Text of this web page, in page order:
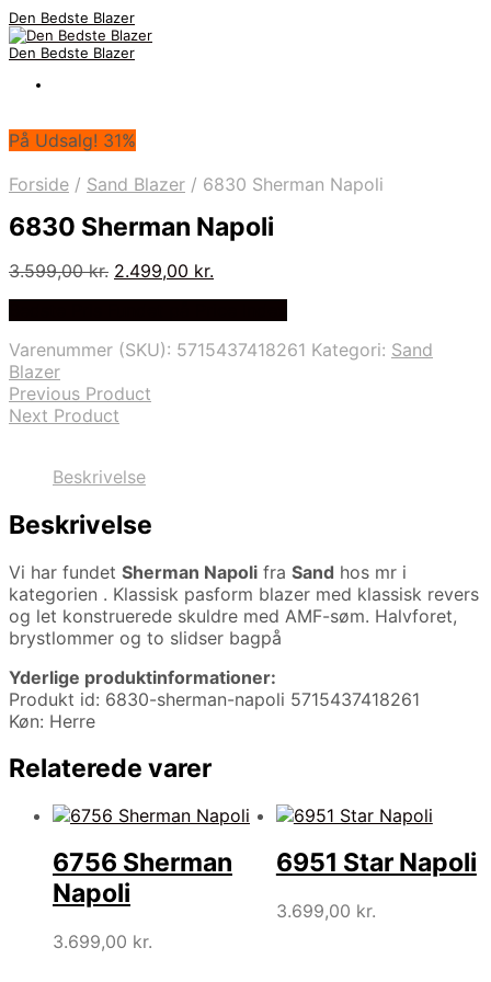
Den Bedste Blazer
Den Bedste Blazer
På Udsalg! 31%
Forside / Sand Blazer / 6830 Sherman Napoli
6830 Sherman Napoli
3.599,00kr. Den
3.599,00 kr..
2.499,00 kr.
2.499,00 kr..
Varenummer (SKU): 5715437418261 Kategori: Sand
Blazer
Previous Product
Next Product
Beskrivelse
Beskrivelse
Vi har fundet Sherman Napoli fra Sand hos mr i
kategorien . Klassisk pasform blazer med klassisk revers
og let konstruerede skuldre med AMF-søm. Halvforet,
brystlommer og to slidser bagpå
Yderlige produktinformationer:
Produkt id: 6830-sherman-napoli 5715437418261
Køn: Herre
Relaterede varer
6756 Sherman
Napoli
3.699,00 kr.
6951 Star Napoli
3.699,00 kr.